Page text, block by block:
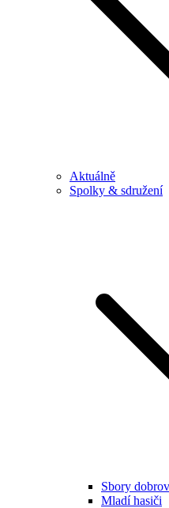
Aktuálně
Spolky & sdružení
Sbory
Mladí hasiči